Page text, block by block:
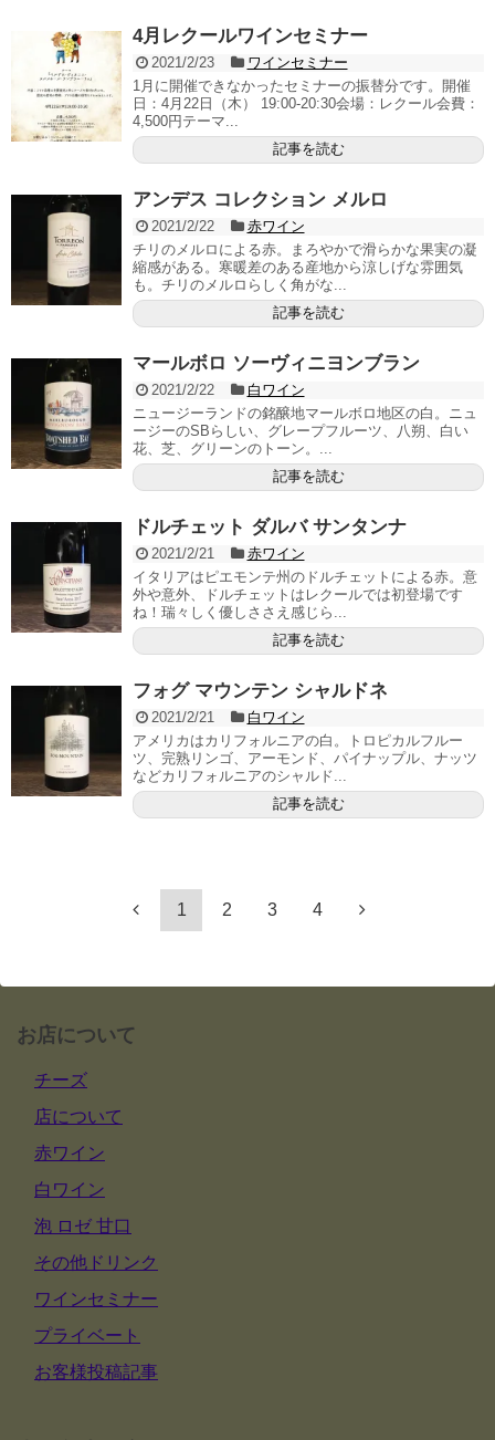
4月レクールワインセミナー
2021/2/23
ワインセミナー
1月に開催できなかったセミナーの振替分です。開催
日：4月22日（木） 19:00-20:30会場：レクール会費：
4,500円テーマ...
記事を読む
アンデス コレクション メルロ
2021/2/22
赤ワイン
チリのメルロによる赤。まろやかで滑らかな果実の凝
縮感がある。寒暖差のある産地から涼しげな雰囲気
も。チリのメルロらしく角がな...
記事を読む
マールボロ ソーヴィニヨンブラン
2021/2/22
白ワイン
ニュージーランドの銘醸地マールボロ地区の白。ニュ
ージーのSBらしい、グレープフルーツ、八朔、白い
花、芝、グリーンのトーン。...
記事を読む
ドルチェット ダルバ サンタンナ
2021/2/21
赤ワイン
イタリアはピエモンテ州のドルチェットによる赤。意
外や意外、ドルチェットはレクールでは初登場です
ね！瑞々しく優しささえ感じら...
記事を読む
フォグ マウンテン シャルドネ
2021/2/21
白ワイン
アメリカはカリフォルニアの白。トロピカルフルー
ツ、完熟リンゴ、アーモンド、パイナップル、ナッツ
などカリフォルニアのシャルド...
記事を読む
1 2 3 4
お店について
チーズ
店について
赤ワイン
白ワイン
泡 ロゼ 甘口
その他ドリンク
ワインセミナー
プライベート
お客様投稿記事